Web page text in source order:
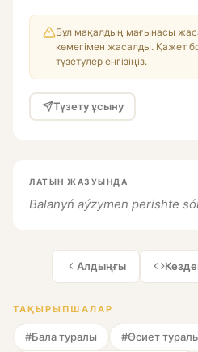
Бұл мақалдың мағынасы
көмегімен жасалды. Қажет
түзетулер енгізіңіз.
Түзету ұсыну
ЛАТЫН ЖАЗУЫНДА
Balanyń aýzymen perishte
Алдыңғы
ТАҚЫРЫПШАЛАР
#Бала туралы #Өсиет